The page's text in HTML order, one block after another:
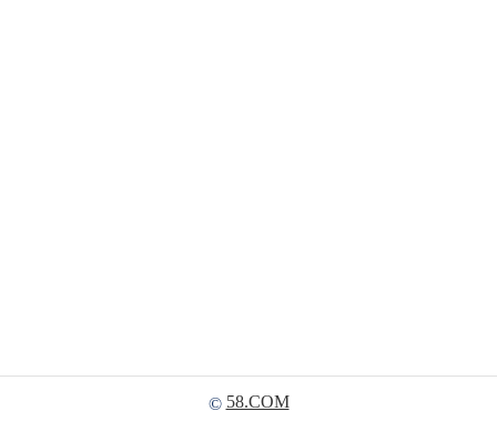
© 58.COM